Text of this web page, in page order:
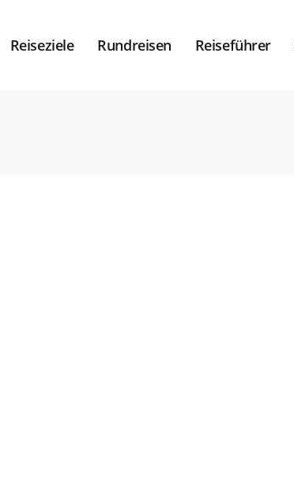
Reiseziele Rundreisen Reiseführer